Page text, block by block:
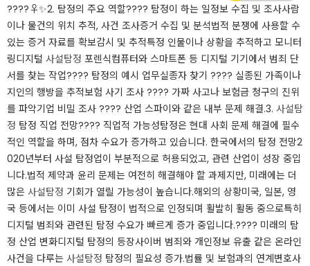
????️‍♀️✨​2. 탐정의 주요 역할???? 탐정이 하는 일정보 수집 및 조사사람
이나 물건의 위치 추적, 사건 조사증거 수집 및 분석법적 분쟁에 사용할 수
있는 증거 자료를 확보감시 및 추적특정 인물이나 상황을 추적하고 모니터
링디지털 사설탐정 포렌식컴퓨터와 스마트폰 등 디지털 기기에서 범죄 단
서를 찾는 작업​???? 탐정의 예시 업무실종자 찾기 ???? 실종된 가족이나
지인의 행방을 추적보험 사기 조사 ???? 가짜 사고나 보험금 청구의 진위
를 파악기업 비밀 조사 ???? 산업 스파이와 같은 내부 문제 해결.​3. 사설탐
정 탐정 직업 전망???? 직업적 가능성탐정은 현대 사회 문제 해결에 필수
적인 역할을 하며, 점차 수요가 증가하고 있습니다. 한국에서의 탐정 전망2
020년부터 사설 탐정업이 부분적으로 허용되었고, 관련 산업이 성장 중입
니다.법적 제약과 윤리 문제는 여전히 해결해야 할 과제지만, 미래에는 더
많은 사설탐정 기회가 열릴 가능성이 높습니다.해외의 상황미국, 일본, 영
국 등에서는 이미 사설 탐정이 법적으로 인정되며 활발히 활동 중으로특히
디지털 범죄와 관련된 탐정 수요가 빠르게 증가 중입니다.​???? 미래의 탐
정 산업 변화디지털 탐정의 등장사이버 범죄와 개인정보 유출 같은 온라인
사건을 다루는 사설탐정 탐정의 필요성 증가.법률 및 보험과의 연계변호사